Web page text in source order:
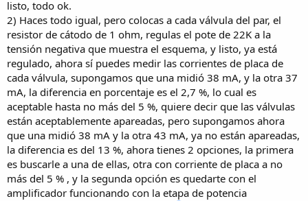
listo, todo ok.
2) Haces todo igual, pero colocas a cada válvula del par, el
resistor de cátodo de 1 ohm, regulas el pote de 22K a la
tensión negativa que muestra el esquema, y listo, ya está
regulado, ahora sí puedes medir las corrientes de placa de
cada válvula, supongamos que una midió 38 mA, y la otra 37
mA, la diferencia en porcentaje es el 2,7 %, lo cual es
aceptable hasta no más del 5 %, quiere decir que las válvulas
están aceptablemente apareadas, pero supongamos ahora
que una midió 38 mA y la otra 43 mA, ya no están apareadas,
la diferencia es del 13 %, ahora tienes 2 opciones, la primera
es buscarle a una de ellas, otra con corriente de placa a no
más del 5 % , y la segunda opción es quedarte con el
amplificador funcionando con la etapa de potencia